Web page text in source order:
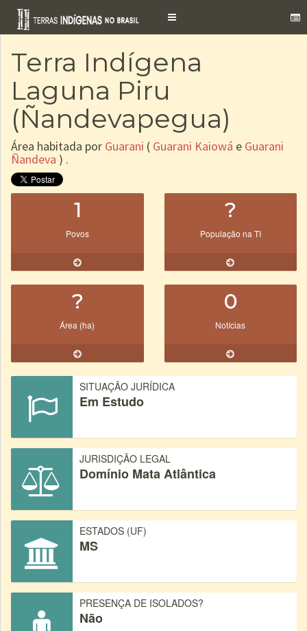
Toggle
Terra Indígena
Laguna Piru
(Ñandevapegua)
Área habitada por Guarani ( Guarani Kaiowá e Guarani
Ñandeva ) .
1
Povos
?
População na TI
?
Área (ha)
0
Notícias
SITUAÇÃO JURÍDICA
Em Estudo
JURISDIÇÃO LEGAL
Domínio Mata Atlântica
ESTADOS (UF)
MS
PRESENÇA DE ISOLADOS?
Não